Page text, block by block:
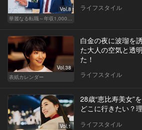
Vol.8
ライフスタイル
Vol.38
表紙カレンダー
白金の夜に波瑠を
た大人の空気と透
た！
ライフスタイル
Vol.1
28歳“恵比寿美女”
どこに行きたい？
ライフスタイル